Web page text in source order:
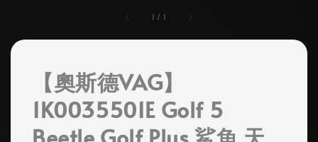
1 / 1
【奧斯德VAG】
1K0035501E Golf 5